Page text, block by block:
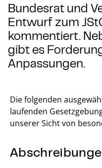
Bundesrat und
Entwurf zum
kommentiert.
gibt es
Anpassungen.
Die folgenden
laufenden
unserer Sicht von